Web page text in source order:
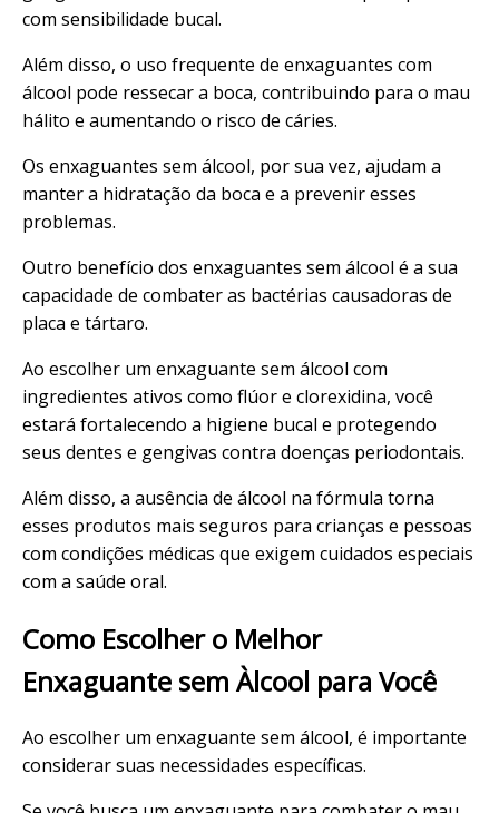
com sensibilidade bucal.
Além disso, o uso frequente de enxaguantes com
álcool pode ressecar a boca, contribuindo para o mau
hálito e aumentando o risco de cáries.
Os enxaguantes sem álcool, por sua vez, ajudam a
manter a hidratação da boca e a prevenir esses
problemas.
Outro benefício dos enxaguantes sem álcool é a sua
capacidade de combater as bactérias causadoras de
placa e tártaro.
Ao escolher um enxaguante sem álcool com
ingredientes ativos como flúor e clorexidina, você
estará fortalecendo a higiene bucal e protegendo
seus dentes e gengivas contra doenças periodontais.
Além disso, a ausência de álcool na fórmula torna
esses produtos mais seguros para crianças e pessoas
com condições médicas que exigem cuidados especiais
com a saúde oral.
Como Escolher o Melhor
Enxaguante sem Àlcool para Você
Ao escolher um enxaguante sem álcool, é importante
considerar suas necessidades específicas.